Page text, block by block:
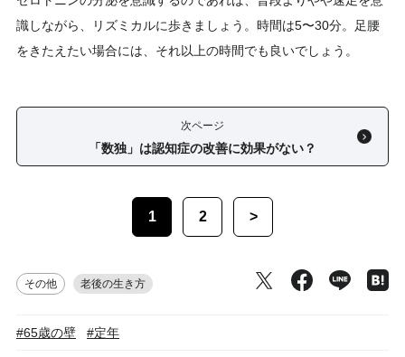
識しながら、リズミカルに歩きましょう。時間は5〜30分。足腰
をきたえたい場合には、それ以上の時間でも良いでしょう。
次ページ
「数独」は認知症の改善に効果がない？
1 2 >
その他 老後の生き方
#65歳の壁 #定年